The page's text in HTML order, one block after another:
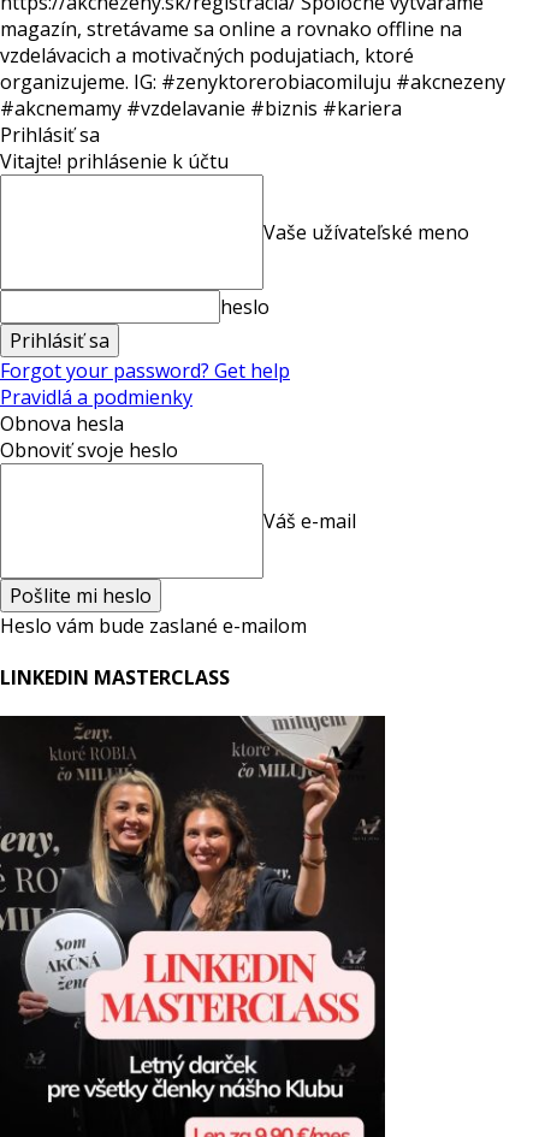
magazín, stretávame sa online a rovnako offline na
vzdelávacich a motivačných podujatiach, ktoré
organizujeme. IG: #zenyktorerobiacomiluju #akcnezeny
#akcnemamy #vzdelavanie #biznis #kariera
Prihlásiť sa
Vitajte! prihlásenie k účtu
Vaše užívateľské meno
heslo
Forgot your password? Get help
Pravidlá a podmienky
Obnova hesla
Obnoviť svoje heslo
Váš e-mail
Heslo vám bude zaslané e-mailom
LINKEDIN MASTERCLASS